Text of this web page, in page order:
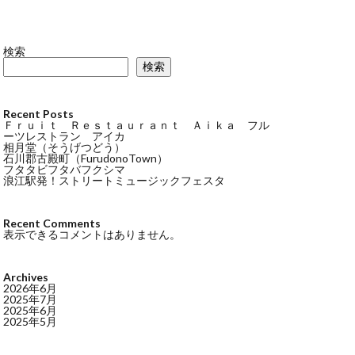
検索
検索
Recent Posts
Ｆｒｕｉｔ Ｒｅｓｔａｕｒａｎｔ Ａｉｋａ フル
ーツレストラン アイカ
相月堂（そうげつどう）
石川郡古殿町（FurudonoTown）
フタタビフタバフクシマ
浪江駅発！ストリートミュージックフェスタ
Recent Comments
表示できるコメントはありません。
Archives
2026年6月
2025年7月
2025年6月
2025年5月